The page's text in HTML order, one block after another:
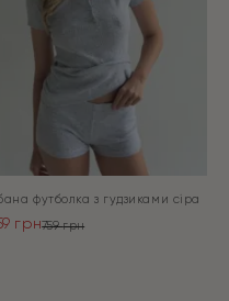
футболка з гудзиками сіра
759грн
грн